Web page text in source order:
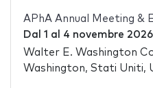
APhA Annual Meeting &
Dal 1 al 4 novembre 2026
Walter E. Washington
Washington, Stati Uniti,